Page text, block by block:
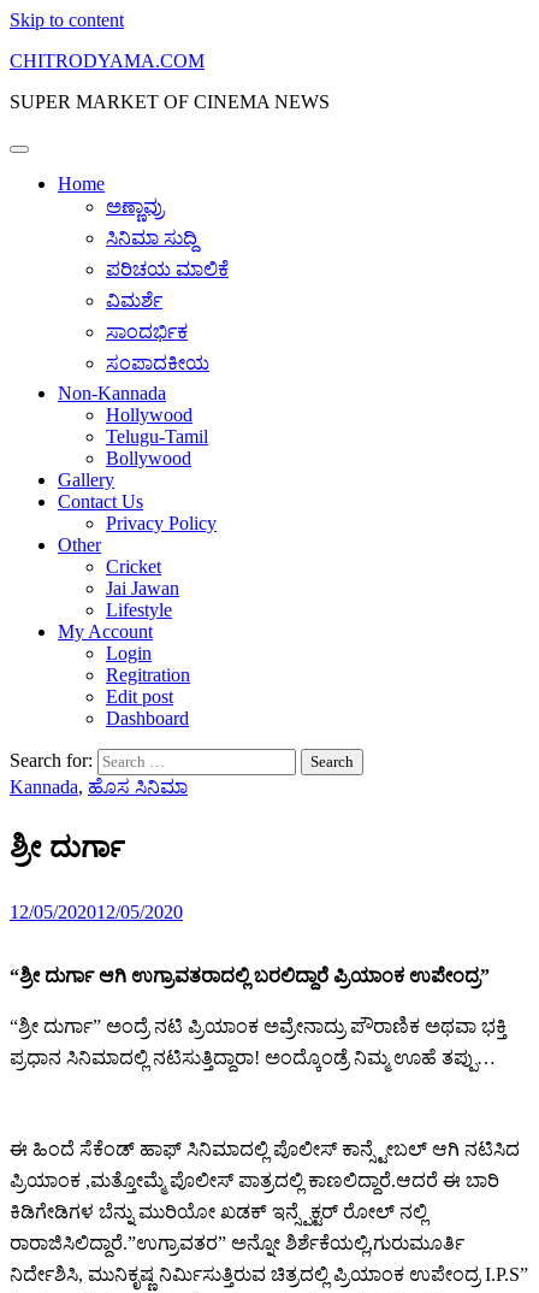
Skip to content
CHITRODYAMA.COM
SUPER MARKET OF CINEMA NEWS
Home
ಅಣ್ಣಾವ್ರು
ಸಿನಿಮಾ ಸುದ್ದಿ
ಪರಿಚಯ ಮಾಲಿಕೆ
ವಿಮರ್ಶೆ
ಸಾಂದರ್ಭಿಕ
ಸಂಪಾದಕೀಯ
Non-Kannada
Hollywood
Telugu-Tamil
Bollywood
Gallery
Contact Us
Privacy Policy
Other
Cricket
Jai Jawan
Lifestyle
My Account
Login
Regitration
Edit post
Dashboard
Search for:
Kannada, ಹೊಸ ಸಿನಿಮಾ
ಶ್ರೀ ದುರ್ಗಾ
12/05/202012/05/2020
“ಶ್ರೀ ದುರ್ಗಾ ಆಗಿ ಉಗ್ರಾವತರಾದಲ್ಲಿ ಬರಲಿದ್ದಾರೆ ಪ್ರಿಯಾಂಕ ಉಪೇಂದ್ರ”
“ಶ್ರೀ ದುರ್ಗಾ” ಅಂದ್ರೆ ನಟಿ ಪ್ರಿಯಾಂಕ ಅವ್ರೇನಾದ್ರು ಪೌರಾಣಿಕ ಅಥವಾ ಭಕ್ತಿ
ಪ್ರಧಾನ ಸಿನಿಮಾದಲ್ಲಿ ನಟಿಸುತ್ತಿದ್ದಾರಾ! ಅಂದ್ಕೊಂಡ್ರೆ ನಿಮ್ಮ ಊಹೆ ತಪ್ಪು…
ಈ ಹಿಂದೆ ಸೆಕೆಂಡ್ ಹಾಫ್ ಸಿನಿಮಾದಲ್ಲಿ ಪೊಲೀಸ್ ಕಾನ್ಸ್ಟೇಬಲ್ ಆಗಿ ನಟಿಸಿದ
ಪ್ರಿಯಾಂಕ ,ಮತ್ತೋಮ್ಮೆ ಪೊಲೀಸ್ ಪಾತ್ರದಲ್ಲಿ ಕಾಣಲಿದ್ದಾರೆ.ಆದರೆ ಈ ಬಾರಿ
ಕಿಡಿಗೇಡಿಗಳ ಬೆನ್ನು ಮುರಿಯೋ ಖಡಕ್ ಇನ್ಸ್ಪೆಕ್ಟರ್ ರೋಲ್ ನಲ್ಲಿ
ರಾರಾಜಿಸಿಲಿದ್ದಾರೆ.”ಉಗ್ರಾವತರ” ಅನ್ನೋ ಶಿರ್ಶೆಕೆಯಲ್ಲಿ,ಗುರುಮೂರ್ತಿ
ನಿರ್ದೇಶಿಸಿ, ಮುನಿಕೃಷ್ಣ ನಿರ್ಮಿಸುತ್ತಿರುವ ಚಿತ್ರದಲ್ಲಿ ಪ್ರಿಯಾಂಕ ಉಪೇಂದ್ರ I.P.S”